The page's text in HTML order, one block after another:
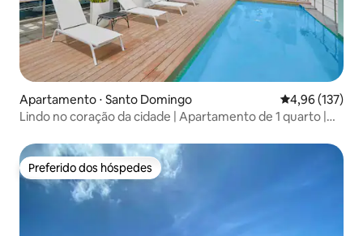
Apartamento ⋅ Santo Domingo 4,96 de uma
4,96 (137)
Lindo no coração da cidade | Apartamento de 1 quarto |
Preferido dos hóspedes
Preferido dos hóspedes